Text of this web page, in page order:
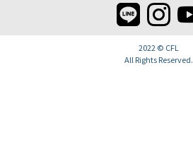
2022 © CFL
All Rights Reserved.